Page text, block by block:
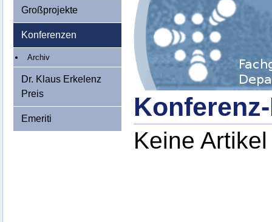
Großprojekte
Konferenzen
Archiv
Dr. Klaus Erkelenz
Preis
Emeriti
Keine